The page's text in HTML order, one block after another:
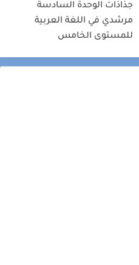
جذاذات الوحدة السادسة
مرشدي في اللغة العربية
للمستوى الخامس